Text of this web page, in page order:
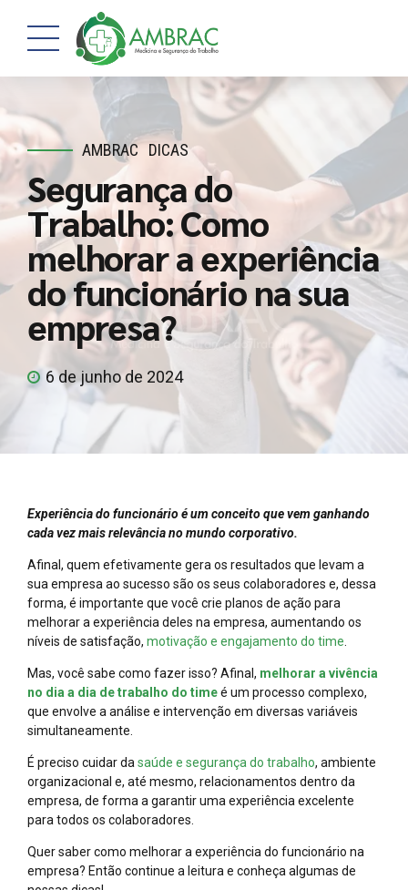
AMBRAC DICAS
Segurança do
Trabalho: Como
melhorar a experiência
do funcionário na sua
empresa?
6 de junho de 2024
Experiência do funcionário é um conceito que vem ganhando
cada vez mais relevância no mundo corporativo.
Afinal, quem efetivamente gera os resultados que levam a
sua empresa ao sucesso são os seus colaboradores e, dessa
forma, é importante que você crie planos de ação para
melhorar a experiência deles na empresa, aumentando os
níveis de satisfação, motivação e engajamento do time
Mas, você sabe como fazer isso? Afinal, melhorar a vivência
no dia a dia de trabalho do timeé um processo complexo,
que envolve a análise e intervenção em diversas variáveis
simultaneamente.
É preciso cuidar da saúde e segurança do trabalho, ambiente
organizacional e, até mesmo, relacionamentos dentro da
empresa, de forma a garantir uma experiência excelente
para todos os colaboradores.
Quer saber como melhorar a experiência do funcionário na
empresa? Então continue a leitura e conheça algumas de